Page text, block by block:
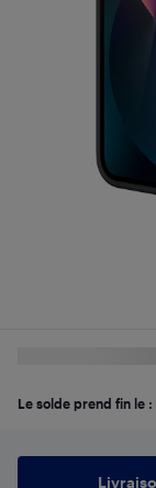
Le solde prend fin le :